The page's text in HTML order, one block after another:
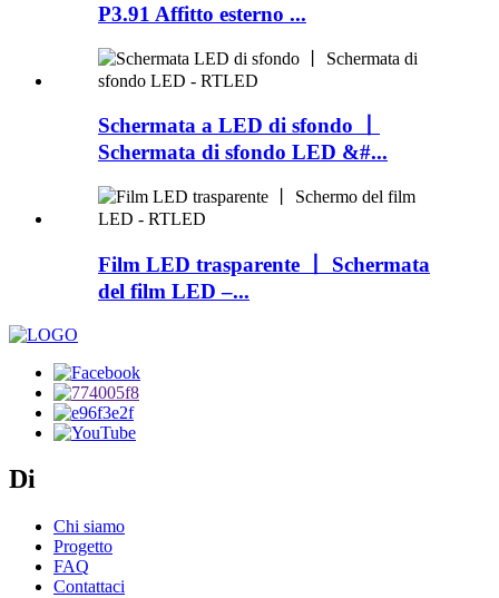
P3.91 Affitto esterno ...
Schermata a LED di sfondo 丨
Schermata di sfondo LED &#...
Film LED trasparente 丨 Schermata
del film LED –...
Di
Chi siamo
Progetto
FAQ
Contattaci